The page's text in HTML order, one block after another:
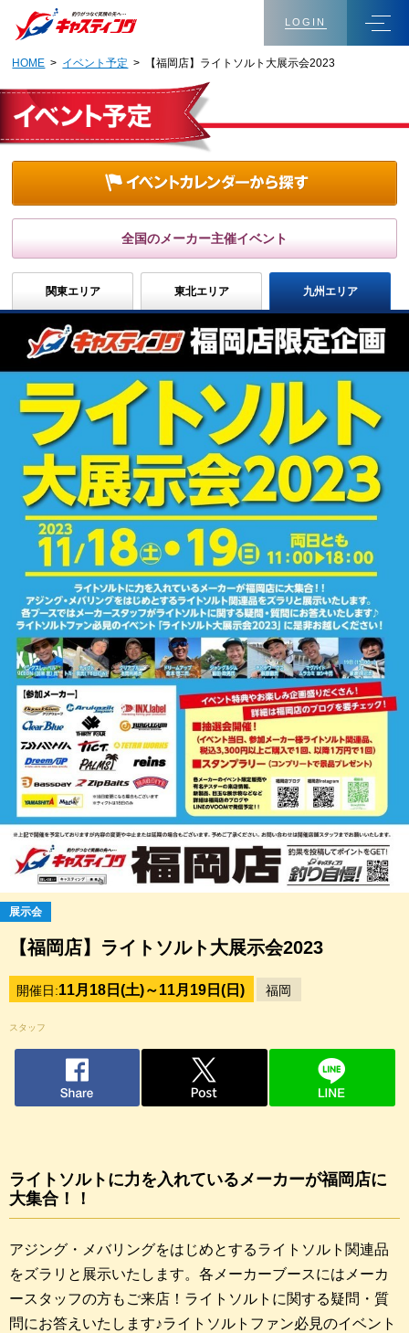
LOGIN
HOME > イベント予定 > 【福岡店】ライトソルト大展示会2023
全国のメーカー主催イベント
関東エリア 東北エリア 九州エリア
展示会
【福岡店】ライトソルト大展示会2023
開催日:11月18日(土)～11月19日(日) 福岡
スタッフ
ライトソルトに力を入れているメーカーが福岡店に
大集合！！
アジング・メバリングをはじめとするライトソルト関連品
をズラリと展示いたします。各メーカーブースにはメーカ
ースタッフの方もご来店！ライトソルトに関する疑問・質
問にお答えいたします♪ライトソルトファン必見のイベント